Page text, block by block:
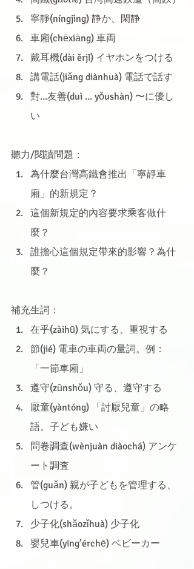
寧靜(níngjìng) 静か、閑静
車廂(chēxiāng) 車両
戴耳機(dài ěrjī) イヤホンをつける
講電話(jiǎng diànhuà) 電話で話す
對...友善(duì ... yǒushàn) 〜に優し
い
聽力/閱讀問題：
為什麼台灣高鐵會推出「寧靜車
廂」的新規定？
這個新規定的內容要求乘客做什
麼？
誰擔心這個規定帶來的影響？為什
麼？
補充生詞：
在乎(zàihū) 気にする、重視する
節(jié) 電車の車両の量詞。例：
「一節車廂」
遵守(zūnshǒu) 守る、遵守する
厭童(yàntóng) 「討厭兒童」の略
語。子ども嫌い
問卷調查(wènjuàn diàochá) アンケ
ート調査
管(guǎn) 親が子どもを管理する、
しつける。
少子化(shǎozǐhuà) 少子化
嬰兒車(yīng’érchē) ベビーカー